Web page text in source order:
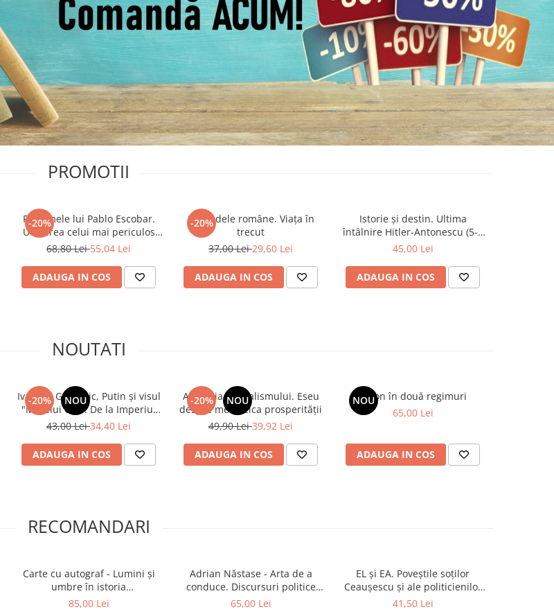
PROMOTII
-20%
Pe urmele lui Pablo Escobar.
Uciderea celui mai periculos
baron al drogurilor
68,80 Lei55,04 Lei
ADAUGA IN COS
-20%
Legendele române. Viața în
trecut
37,00 Lei29,60 Lei
ADAUGA IN COS
Istorie și destin. Ultima
întâlnire Hitler-Antonescu (5-6
august 1944)
45,00 Lei
ADAUGA IN COS
NOUTATI
-20% NOU
Ivan cel Groaznic, Putin și visul
"Marelui Urs". De la Imperiul
Țarist la Federația Rusă
lumii" 4)
43,00 Lei34,40 Lei
ADAUGA IN COS
-20% NOU
Alchimia capitalismului. Eseu
despre metafizica prosperității
49,90 Lei39,92 Lei
ADAUGA IN COS
NOU
Spion în două regimuri
65,00 Lei
ADAUGA IN COS
RECOMANDARI
Carte cu autograf - Lumini și
umbre în istoria
„comunismului” românesc
85,00 Lei
Adrian Năstase - Arta de a
conduce. Discursuri politice
(2000-2013)
65,00 Lei
EL și EA. Poveștile soților
Ceaușescu și ale politicienilor
comuniști
41,50 Lei